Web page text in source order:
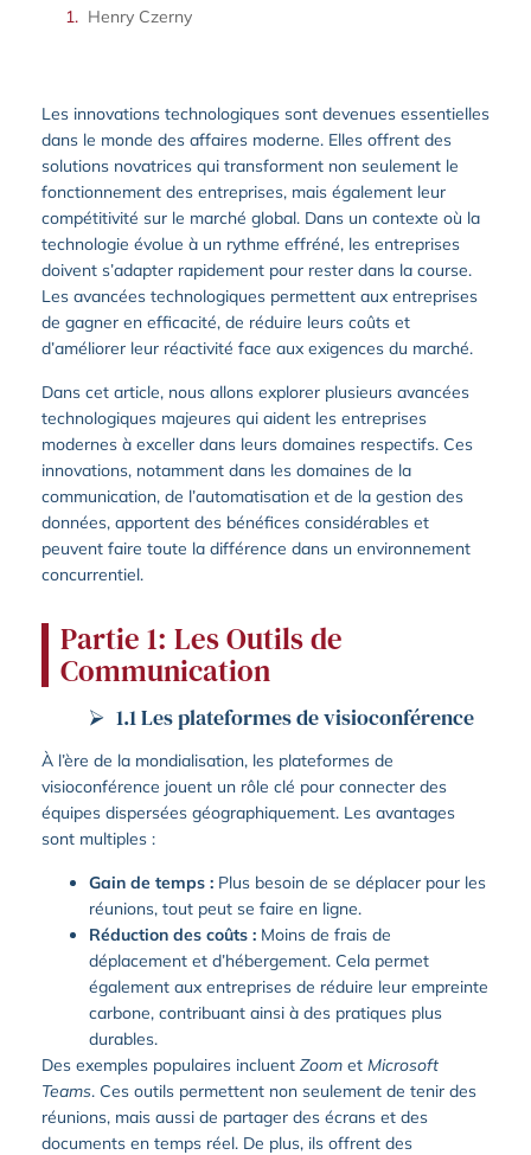
Henry Czerny
Les innovations technologiques sont devenues essentielles
dans le monde des affaires moderne. Elles offrent des
solutions novatrices qui transforment non seulement le
fonctionnement des entreprises, mais également leur
compétitivité sur le marché global. Dans un contexte où la
technologie évolue à un rythme effréné, les entreprises
doivent s’adapter rapidement pour rester dans la course.
Les avancées technologiques permettent aux entreprises
de gagner en efficacité, de réduire leurs coûts et
d’améliorer leur réactivité face aux exigences du marché.
Dans cet article, nous allons explorer plusieurs avancées
technologiques majeures qui aident les entreprises
modernes à exceller dans leurs domaines respectifs. Ces
innovations, notamment dans les domaines de la
communication, de l’automatisation et de la gestion des
données, apportent des bénéfices considérables et
peuvent faire toute la différence dans un environnement
concurrentiel.
Partie 1: Les Outils de
Communication
1.1 Les plateformes de visioconférence
À l’ère de la mondialisation, les plateformes de
visioconférence jouent un rôle clé pour connecter des
équipes dispersées géographiquement. Les avantages
sont multiples :
Gain de temps : Plus besoin de se déplacer pour les
réunions, tout peut se faire en ligne.
Réduction des coûts : Moins de frais de
déplacement et d’hébergement. Cela permet
également aux entreprises de réduire leur empreinte
carbone, contribuant ainsi à des pratiques plus
durables.
Des exemples populaires incluent Zoom et Microsoft
Teams. Ces outils permettent non seulement de tenir des
réunions, mais aussi de partager des écrans et des
documents en temps réel. De plus, ils offrent des